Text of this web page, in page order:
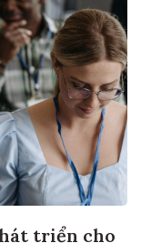
triển cho